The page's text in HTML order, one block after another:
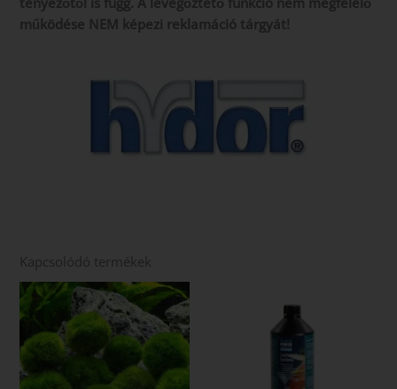
működése NEM képezi reklamáció tárgyát!
Kapcsolódó termékek